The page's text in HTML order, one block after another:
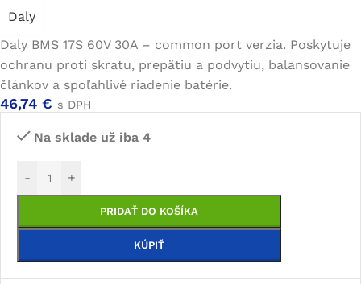
Daly
Daly BMS 17S 60V 30A – common port verzia. Poskytuje
ochranu proti skratu, prepätiu a podvytiu, balansovanie
článkov a spoľahlivé riadenie batérie.
46,74 € s DPH
Na sklade už iba 4
- +
PRIDAŤ DO KOŠÍKA
KÚPIŤ